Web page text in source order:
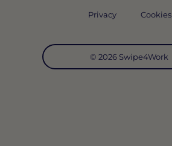
© 2026 Swipe4Work
Privacy Cookies